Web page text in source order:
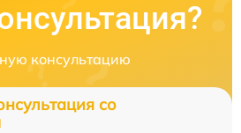
консультацию
со